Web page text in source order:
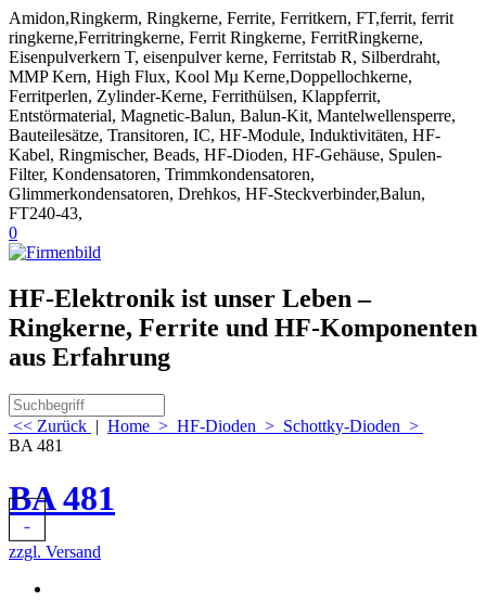
Amidon,Ringkerm, Ringkerne, Ferrite, Ferritkern, FT,ferrit, ferrit
ringkerne,Ferritringkerne, Ferrit Ringkerne, FerritRingkerne,
Eisenpulverkern T, eisenpulver kerne, Ferritstab R, Silberdraht,
MMP Kern, High Flux, Kool Mµ Kerne,Doppellochkerne,
Ferritperlen, Zylinder-Kerne, Ferrithülsen, Klappferrit,
Entstörmaterial, Magnetic-Balun, Balun-Kit, Mantelwellensperre,
Bauteilesätze, Transitoren, IC, HF-Module, Induktivitäten, HF-
Kabel, Ringmischer, Beads, HF-Dioden, HF-Gehäuse, Spulen-
Filter, Kondensatoren, Trimmkondensatoren,
Glimmerkondensatoren, Drehkos, HF-Steckverbinder,Balun,
FT240-43,
0
HF-Elektronik ist unser Leben –
Ringkerne, Ferrite und HF-Komponenten
aus Erfahrung
<< Zurück | Home > HF-Dioden > Schottky-Dioden >
BA 481
BA 481
zzgl. Versand